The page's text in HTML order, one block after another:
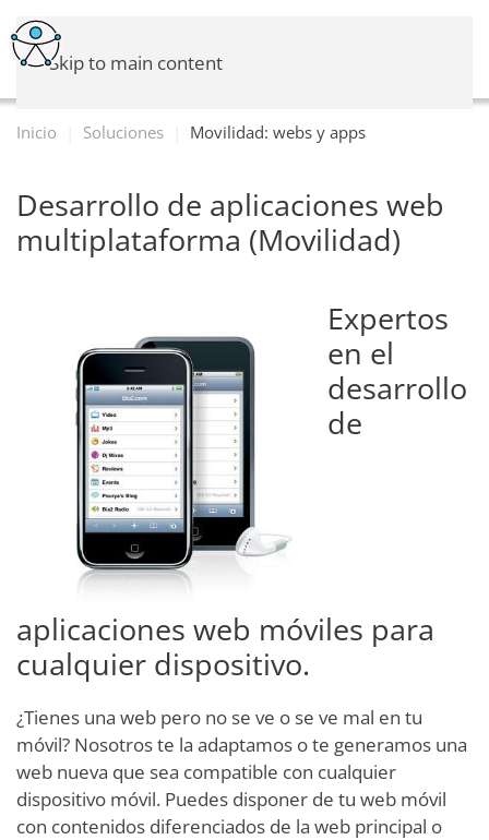
Skip to main content
Inicio Soluciones Movilidad: webs y apps
Desarrollo de aplicaciones web
multiplataforma (Movilidad)
Expertos
en el
desarrollo
de
aplicaciones web móviles para
cualquier dispositivo.
¿Tienes una web pero no se ve o se ve mal en tu
móvil? Nosotros te la adaptamos o te generamos una
web nueva que sea compatible con cualquier
dispositivo móvil. Puedes disponer de tu web móvil
con contenidos diferenciados de la web principal o